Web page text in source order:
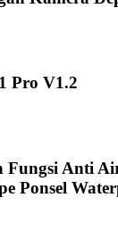
Pro V1.2
Fungsi Anti
Ponsel